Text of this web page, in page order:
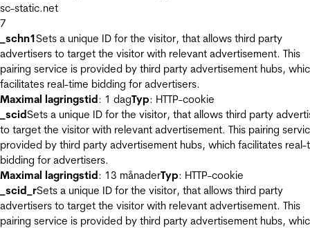
sc-static.net
7
_schn1Sets a unique ID for the visitor, that allows third party
advertisers to target the visitor with relevant advertisement. This
pairing service is provided by third party advertisement hubs,
facilitates real-time bidding for advertisers.
Maximal lagringstid: 1 dagTyp: HTTP-cookie
_scidSets a unique ID for the visitor, that allows third party
to target the visitor with relevant advertisement. This pairing
provided by third party advertisement hubs, which facilitates real-
bidding for advertisers.
Maximal lagringstid: 13 månaderTyp: HTTP-cookie
_scid_rSets a unique ID for the visitor, that allows third party
advertisers to target the visitor with relevant advertisement. This
pairing service is provided by third party advertisement hubs,